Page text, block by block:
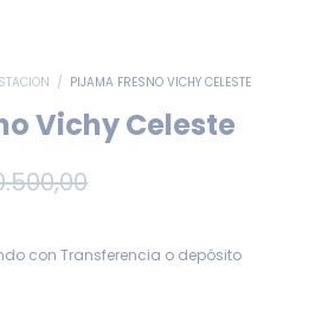
/ PIJAMA FRESNO VICHY CELESTE
Vichy Celeste
con Transferencia o depósito